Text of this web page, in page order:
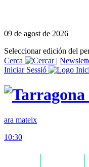
09 de agost de 2026
Seleccionar edición del
Cerca
|
Iniciar Sessió
ara mateix
10:30